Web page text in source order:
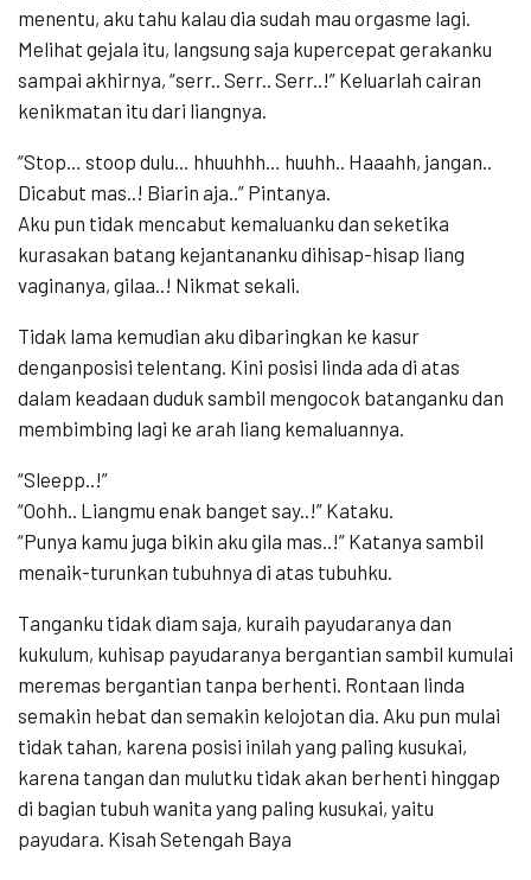
menentu, aku tahu kalau dia sudah mau orgasme lagi.
Melihat gejala itu, langsung saja kupercepat gerakanku
sampai akhirnya, “serr.. Serr.. Serr..!” Keluarlah cairan
kenikmatan itu dari liangnya.
“Stop… stoop dulu… hhuuhhh… huuhh.. Haaahh, jangan..
Dicabut mas..! Biarin aja..” Pintanya.
Aku pun tidak mencabut kemaluanku dan seketika
kurasakan batang kejantananku dihisap-hisap liang
vaginanya, gilaa..! Nikmat sekali.
Tidak lama kemudian aku dibaringkan ke kasur
denganposisi telentang. Kini posisi linda ada di atas
dalam keadaan duduk sambil mengocok batanganku dan
membimbing lagi ke arah liang kemaluannya.
“Sleepp..!”
“Oohh.. Liangmu enak banget say..!” Kataku.
“Punya kamu juga bikin aku gila mas..!” Katanya sambil
menaik-turunkan tubuhnya di atas tubuhku.
Tanganku tidak diam saja, kuraih payudaranya dan
kukulum, kuhisap payudaranya bergantian sambil kumulai
meremas bergantian tanpa berhenti. Rontaan linda
semakin hebat dan semakin kelojotan dia. Aku pun mulai
tidak tahan, karena posisi inilah yang paling kusukai,
karena tangan dan mulutku tidak akan berhenti hinggap
di bagian tubuh wanita yang paling kusukai, yaitu
payudara. Kisah Setengah Baya